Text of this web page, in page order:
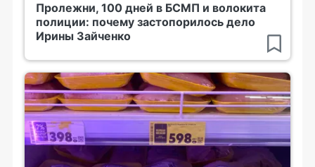
Пролежни, 100 дней в БСМП и волокита
полиции: почему застопорилось дело
Ирины Зайченко